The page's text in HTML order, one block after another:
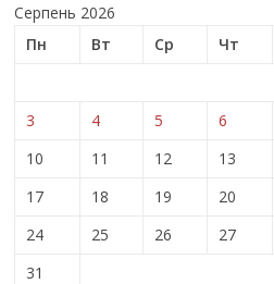
Серпень 2026
Пн
Вт Ср Чт
3
4 5 6
10
11 12 13
17
18 19 20
24
25 26 27
31